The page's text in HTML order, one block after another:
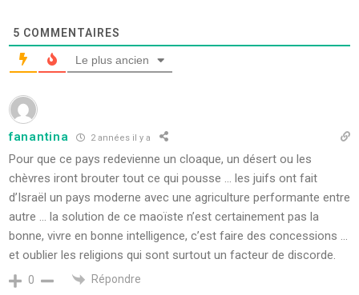
5 COMMENTAIRES
Le plus ancien
fanantina 2 années il y a
Pour que ce pays redevienne un cloaque, un désert ou les
chèvres iront brouter tout ce qui pousse … les juifs ont fait
d’Israël un pays moderne avec une agriculture performante entre
autre … la solution de ce maoïste n’est certainement pas la
bonne, vivre en bonne intelligence, c’est faire des concessions …
et oublier les religions qui sont surtout un facteur de discorde.
0 Répondre